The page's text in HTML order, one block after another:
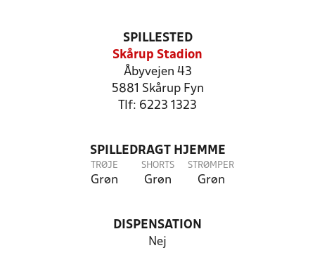
SPILLESTED
Skårup Stadion
Åbyvejen 43
5881 Skårup Fyn
Tlf: 6223 1323
SPILLEDRAGT HJEMME
TRØJE
Grøn
SHORTS
Grøn
STRØMPER
Grøn
DISPENSATION
Nej